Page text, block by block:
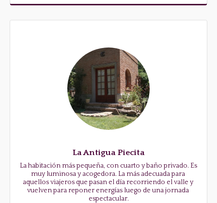
La Antigua Piecita
La habitación más pequeña, con cuarto y baño privado. Es
muy luminosa y acogedora. La más adecuada para
aquellos viajeros que pasan el día recorriendo el valle y
vuelven para reponer energías luego de una jornada
espectacular.